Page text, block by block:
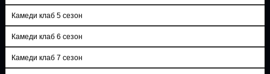
Камеди клаб 5 сезон
Камеди клаб 6 сезон
Камеди клаб 7 сезон